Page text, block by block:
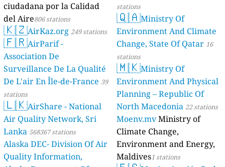
ciudadana por la Calidad
del Aire806 stations
🇰🇿AirKaz.org 249 stations
🇫🇷AirParif -
Association De
Surveillance De La Qualité
De L'air En Île-de-France 39
stations
🇱🇰AirShare - National
Air Quality Network, Sri
Lanka 568367 stations
Alaska DEC- Division Of Air
Quality Information,
stations
🇶🇦Ministry Of
Environment And Climate
Change, State Of Qatar 16
stations
🇲🇰Ministry Of
Environment And Physical
Planning – Republic Of
North Macedonia 22 stations
Moenv.mvMinistry of
Climate Change,
Environment and Energy,
Maldives1 stations